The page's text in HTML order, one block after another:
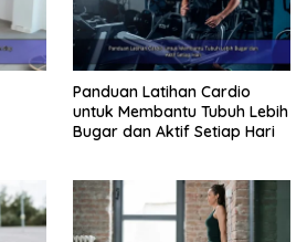
Panduan Latihan Cardio
untuk Membantu Tubuh Lebih
Bugar dan Aktif Setiap Hari